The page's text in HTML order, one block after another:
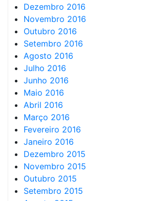
Dezembro 2016
Novembro 2016
Outubro 2016
Setembro 2016
Agosto 2016
Julho 2016
Junho 2016
Maio 2016
Abril 2016
Março 2016
Fevereiro 2016
Janeiro 2016
Dezembro 2015
Novembro 2015
Outubro 2015
Setembro 2015